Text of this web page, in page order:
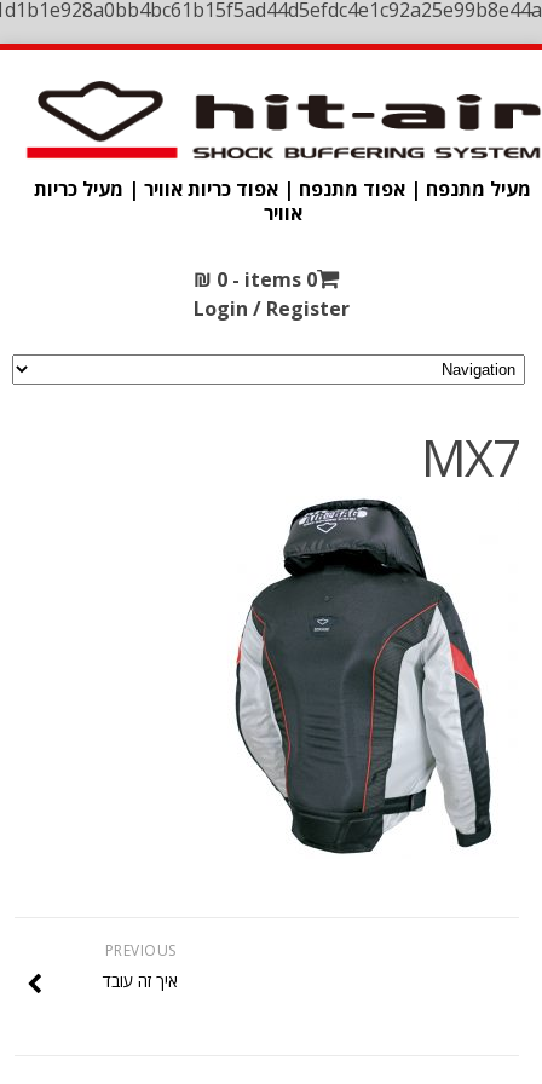
מעיל מתנפח | אפוד מתנפח | אפוד כריות אוויר | מעיל כריות
אוויר
0 items -
₪ 0
Login / Register
MX7
PREVIOUS
איך זה עובד